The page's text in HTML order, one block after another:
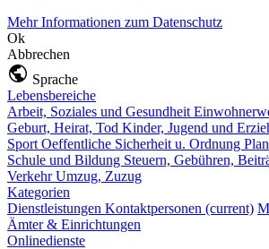
Mehr Informationen zum Datenschutz
Ok
Abbrechen
Sprache
Lebensbereiche
Arbeit, Soziales und Gesundheit
Geburt, Heirat, Tod Kinder, Jugend und
Sport Oeffentliche Sicherheit u. Ordnung
Schule und Bildung Steuern, Gebühren,
VerkehrUmzug, Zuzug
Kategorien
Dienstleistungen Kontaktpersonen (current)
Ämter & Einrichtungen
Onlinedienste